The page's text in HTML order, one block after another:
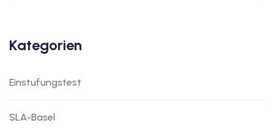
B1
Deutschkurse mit
mit
Kategorien
Einstufungstest
SLA-Basel